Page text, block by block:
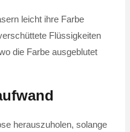
leicht ihre Farbe
Flüssigkeiten
die Farbe ausgeblutet
herauszuholen, solange